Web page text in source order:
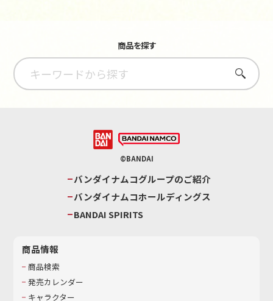
商品を探す
さがす
©BANDAI
バンダイナムコグループのご紹介
バンダイナムコホールディングス
BANDAI SPIRITS
商品情報
商品検索
発売カレンダー
キャラクター